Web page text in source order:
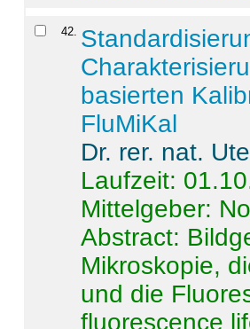
42.
basierten
FluMiKal
Dr. rer. nat.
Laufzeit:
Mittelgeber:
Abstract:
Mikroskopie,
und die
fluorescence